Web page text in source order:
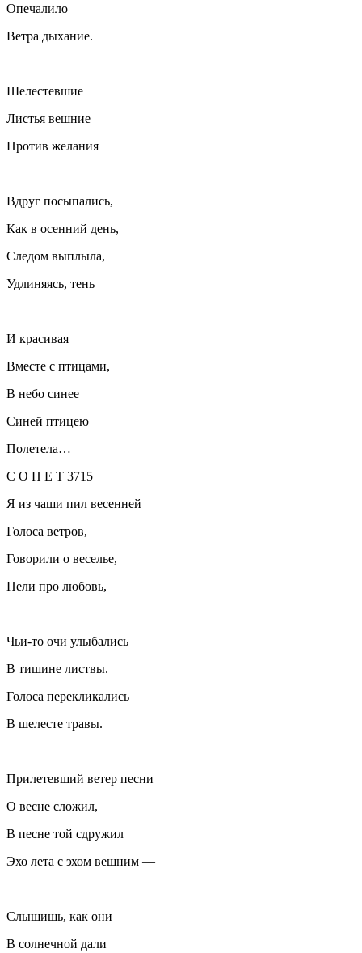
Опечалило
Ветра дыхание.
Шелестевшие
Листья вешние
Против желания
Вдруг посыпались,
Как в осенний день,
Следом выплыла,
Удлиняясь, тень
И красивая
Вместе с птицами,
В небо синее
Синей птицею
Полетела…
С О Н Е Т 3715
Я из чаши пил весенней
Голоса ветров,
Говорили о веселье,
Пели про любовь,
Чьи-то очи улыбались
В тишине листвы.
Голоса перекликались
В шелесте травы.
Прилетевший ветер песни
О весне сложил,
В песне той сдружил
Эхо лета с эхом вешним —
Слышишь, как они
В солнечной дали